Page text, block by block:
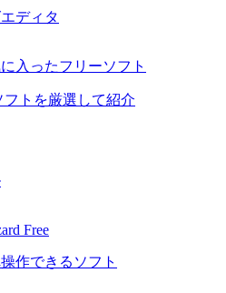
ディタ
入ったフリーソフト
フトを厳選して紹介
Free
作できるソフト